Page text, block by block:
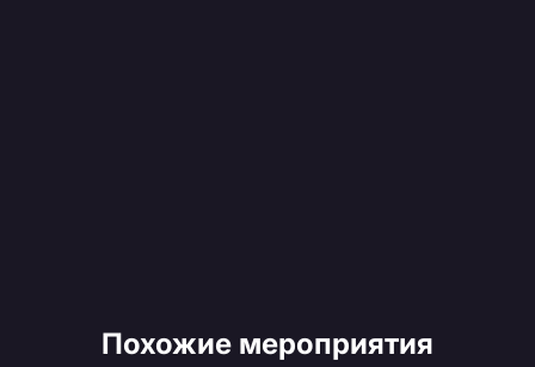
Похожие мероприятия